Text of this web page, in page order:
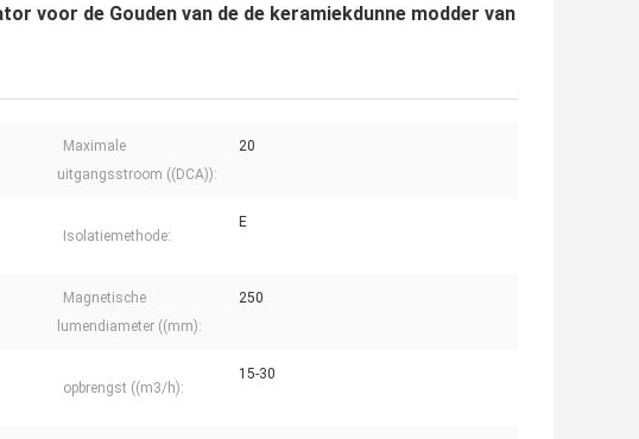
voor de Gouden van de de keramiekdunne modder van
Maximale
uitgangsstroom ((DCA)):
20
Isolatiemethode:
E
Magnetische
lumendiameter ((mm):
250
opbrengst ((m3/h):
15-30